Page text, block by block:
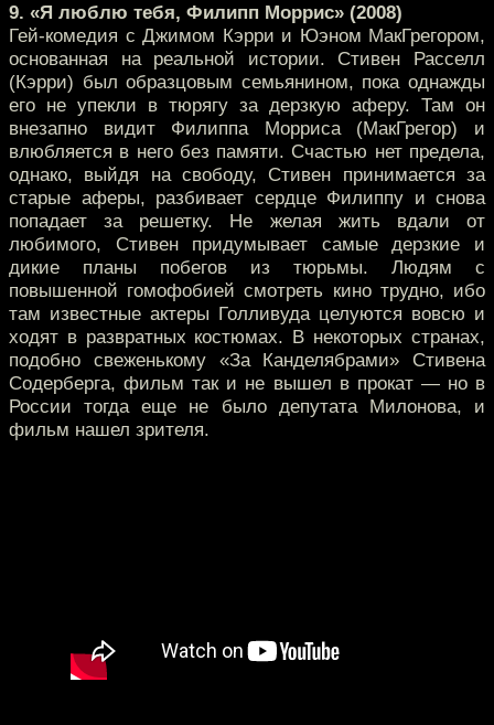
9. «Я люблю тебя, Филипп Моррис» (2008)
Гей-комедия с Джимом Кэрри и Юэном МакГрегором,
основанная на реальной истории. Стивен Расселл
(Кэрри) был образцовым семьянином, пока однажды
его не упекли в тюрягу за дерзкую аферу. Там он
внезапно видит Филиппа Морриса (МакГрегор) и
влюбляется в него без памяти. Счастью нет предела,
однако, выйдя на свободу, Стивен принимается за
старые аферы, разбивает сердце Филиппу и снова
попадает за решетку. Не желая жить вдали от
любимого, Стивен придумывает самые дерзкие и
дикие планы побегов из тюрьмы. Людям с
повышенной гомофобией смотреть кино трудно, ибо
там известные актеры Голливуда целуются вовсю и
ходят в развратных костюмах. В некоторых странах,
подобно свеженькому «За Канделябрами» Стивена
Содерберга, фильм так и не вышел в прокат — но в
России тогда еще не было депутата Милонова, и
фильм нашел зрителя.